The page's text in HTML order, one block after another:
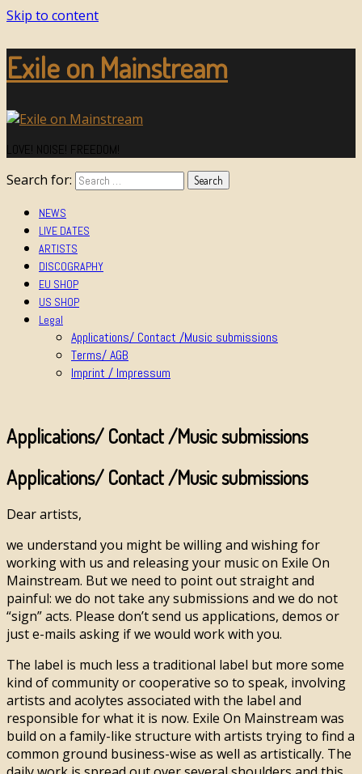
Skip to content
Exile on Mainstream
LOVE! NOISE! FREEDOM!
Search for:
NEWS
LIVE DATES
ARTISTS
DISCOGRAPHY
EU SHOP
US SHOP
Legal
Applications/ Contact /Music submissions
Terms/ AGB
Imprint / Impressum
Applications/ Contact /Music submissions
Applications/ Contact /Music submissions
Dear artists,
we understand you might be willing and wishing for
working with us and releasing your music on Exile On
Mainstream. But we need to point out straight and
painful: we do not take any submissions and we do not
“sign” acts. Please don’t send us applications, demos or
just e-mails asking if we would work with you.
The label is much less a traditional label but more some
kind of community or cooperative so to speak, involving
artists and acolytes associated with the label and
responsible for what it is now. Exile On Mainstream was
build on a family-like structure with artists trying to find a
common ground business-wise as well as artistically. The